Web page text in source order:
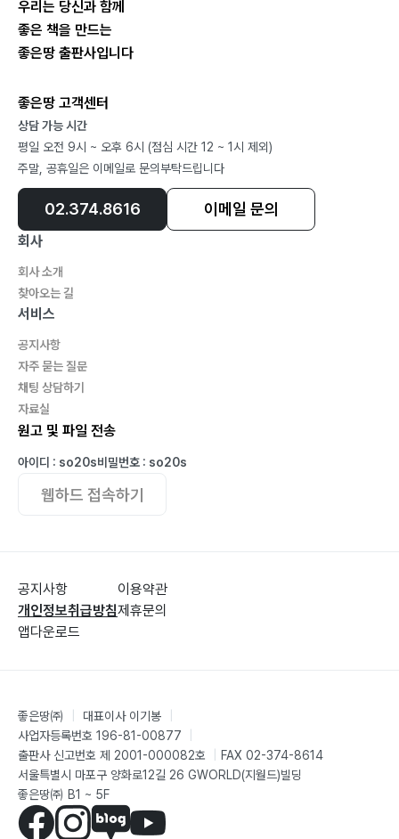
우리는 당신과 함께
좋은 책을 만드는
좋은땅 출판사입니다
좋은땅 고객센터
상담 가능 시간
평일 오전 9시 ~ 오후 6시 (점심 시간 12 ~ 1시 제외)
주말, 공휴일은 이메일로 문의부탁드립니다
02.374.8616 이메일 문의
회사
회사 소개
찾아오는 길
서비스
공지사항
자주 묻는 질문
채팅 상담하기
자료실
원고 및 파일 전송
아이디 : so20s비밀번호 : so20s
웹하드 접속하기
공지사항
개인정보취급방침
앱다운로드
이용약관
제휴문의
좋은땅㈜ 대표이사 이기봉
사업자등록번호 196-81-00877
출판사 신고번호 제 2001-000082호
FAX 02-374-8614
서울특별시 마포구 양화로12길 26 GWORLD(지월드)빌딩
좋은땅㈜ B1 ~ 5F